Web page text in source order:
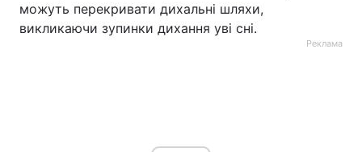
можуть перекривати дихальні шляхи,
викликаючи зупинки дихання уві сні.
Реклама